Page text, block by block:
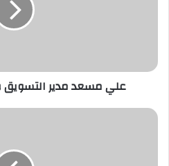
ر
ي
علي مسعد مدير التسويق